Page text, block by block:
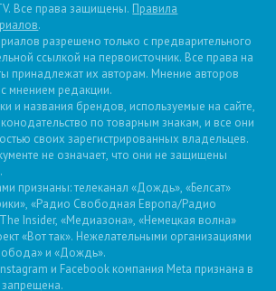
Все права защищены. Правила
.
разрешено только с предварительного
ссылкой на первоисточник. Все права на
принадлежат их авторам. Мнение авторов
мнением редакции.
и названия брендов, используемые на сайте,
по товарным знакам, и все они
своих зарегистрированных владельцев.
не означает, что они не защищены
признаны: телеканал «Дождь», «Белсат»
«Радио Свободная Европа/Радио
Insider, «Медиазона», «Немецкая волна»
«Вот так». Нежелательными организациями
и «Дождь».
и Facebook компания Metа признана в
запрещена.